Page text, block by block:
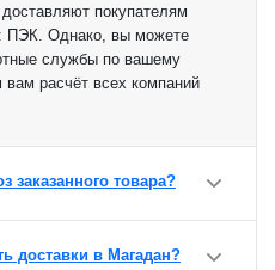
покупателям
ПЭК. Однако, вы можете
службы по вашему
расчёт всех компаний
товара?
доставки в Магадан?